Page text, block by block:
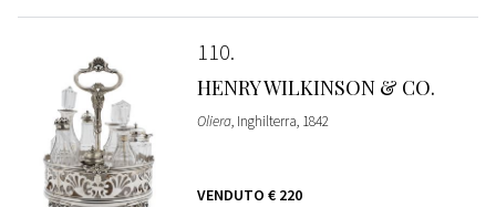
110
HENRY WILKINSON & CO.
Oliera, Inghilterra, 1842
VENDUTO € 220